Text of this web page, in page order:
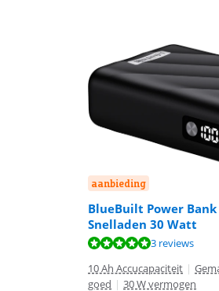
aanbieding
BlueBuilt Power
Snelladen 30 Watt
Beoordeling is 9,5 van de
3 reviews
10 Ah Accucapaciteit |
goed | 30 W vermogen